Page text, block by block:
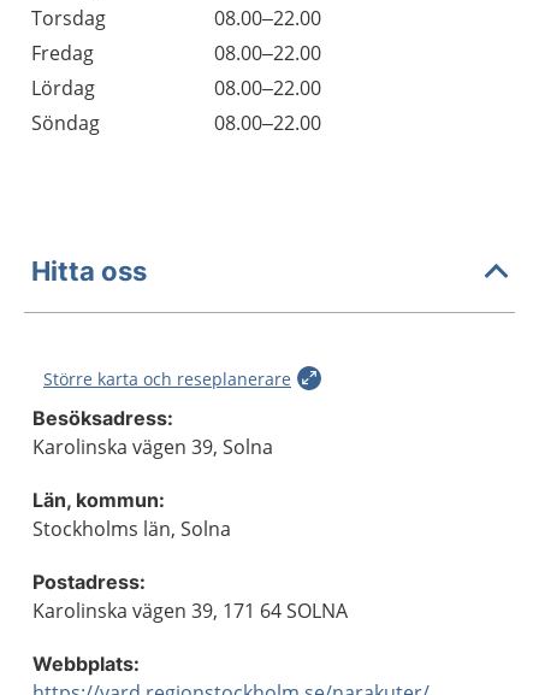
Torsdag
08.00–22.00
Fredag
08.00–22.00
Lördag
08.00–22.00
Söndag
08.00–22.00
Hitta oss
Större karta och reseplanerare
Besöksadress:
Karolinska vägen 39, Solna
Län, kommun:
Stockholms län, Solna
Postadress:
Karolinska vägen 39, 171 64 SOLNA
Webbplats: